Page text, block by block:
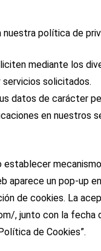
política de
mediante los
solicitados.
datos de carácter
en
aparece un pop-
de cookies. La
, junto con la
de Cookies”.